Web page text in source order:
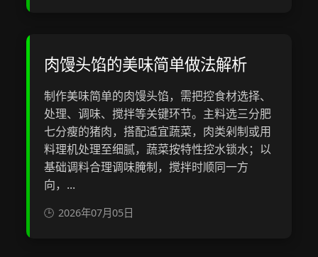
肉馒头馅的美味简单做法解析
制作美味简单的肉馒头馅，需把控食材选择、
处理、调味、搅拌等关键环节。主料选三分肥
七分瘦的猪肉，搭配适宜蔬菜，肉类剁制或用
料理机处理至细腻，蔬菜按特性控水锁水；以
基础调料合理调味腌制，搅拌时顺同一方
向，...
2026年07月05日